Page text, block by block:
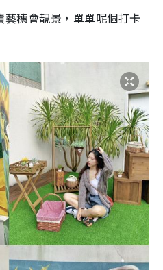
穗會靚景，單單呢個打卡